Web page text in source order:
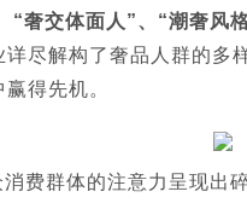
“奢交体面人”、“潮奢风
尽解构了奢品人群的
得先机。
费群体的注意力呈现出